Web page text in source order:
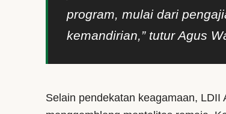
program, mulai dari
kemandirian,” tutur Agus
Selain pendekatan keagamaan,